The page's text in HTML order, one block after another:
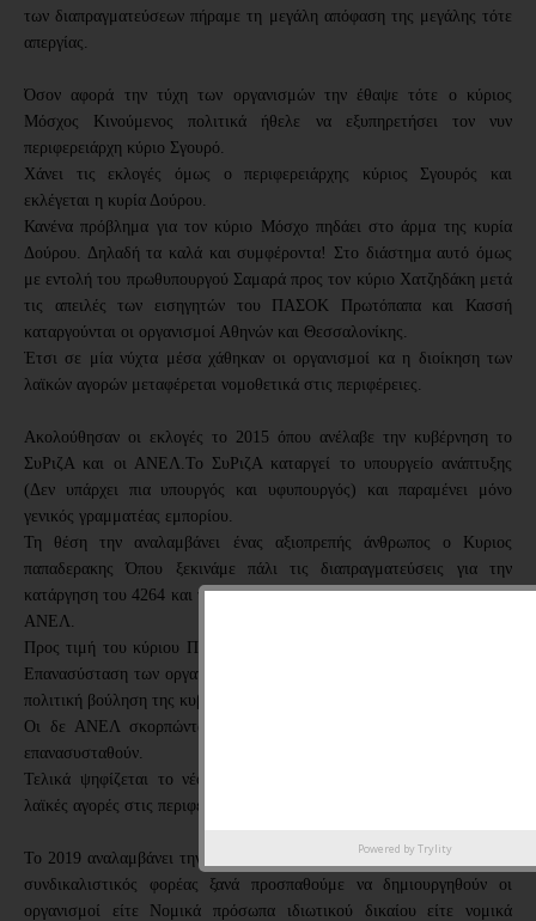
των διαπραγματεύσεων πήραμε τη μεγάλη απόφαση της μεγάλης τότε
απεργίας.
Όσον αφορά την τύχη των οργανισμών την έθαψε τότε ο κύριος
Μόσχος Κινούμενος πολιτικά ήθελε να εξυπηρετήσει τον νυν
περιφερειάρχη κύριο Σγουρό.
Χάνει τις εκλογές όμως ο περιφερειάρχης κύριος Σγουρός και
εκλέγεται η κυρία Δούρου.
Κανένα πρόβλημα για τον κύριο Μόσχο πηδάει στο άρμα της κυρία
Δούρου. Δηλαδή τα καλά και συμφέροντα! Στο διάστημα αυτό όμως
με εντολή του πρωθυπουργού Σαμαρά προς τον κύριο Χατζηδάκη μετά
τις απειλές των εισηγητών του ΠΑΣΟΚ Πρωτόπαπα και Κασσή
καταργούνται οι οργανισμοί Αθηνών και Θεσσαλονίκης.
Έτσι σε μία νύχτα μέσα χάθηκαν οι οργανισμοί κα η διοίκηση των
λαϊκών αγορών μεταφέρεται νομοθετικά στις περιφέρειες.
Ακολούθησαν οι εκλογές το 2015 όπου ανέλαβε την κυβέρνηση το
ΣυΡιζΑ και οι ΑΝΕΛ.Το ΣυΡιζΑ καταργεί το υπουργείο ανάπτυξης
(Δεν υπάρχει πια υπουργός και υφυπουργός) και παραμένει μόνο
γενικός γραμματέας εμπορίου.
Τη θέση την αναλαμβάνει ένας αξιοπρεπής άνθρωπος ο Κυριος
παπαδερακης Όπου ξεκινάμε πάλι τις διαπραγματεύσεις για την
κατάργηση του 4264 και την ψήφιση νέου νομοσχεδίου από το ΣυΡιζΑ
ΑΝΕΛ.
Προς τιμή του κύριου Παπαδεράκη  όταν θέταμε ως ομοσπονδία την
Επανασύσταση των οργανισμών ξεκάθαρα μας είχε πει δεν είναι στην
πολιτική βούληση της κυβέρνησης να ξανά δημιουργηθούν οργανισμοί.
Οι δε ΑΝΕΛ σκορπώντας ψεύτικες υποσχέσεις ότι οργανισμοί θα
επανασυσταθούν.
Τελικά ψηφίζεται το νέο νομοσχέδιο ο 4497 και παραμένουμε ως
λαϊκές αγορές στις περιφέρειες.
Το 2019 αναλαμβάνει την κυβέρνηση η Νέα Δημοκρατία ως υπεύθυνο
συνδικαλιστικός φορέας ξανά προσπαθούμε να δημιουργηθούν οι
οργανισμοί είτε Νομικά πρόσωπα ιδιωτικού δικαίου είτε νομικά
Powered by Trylity